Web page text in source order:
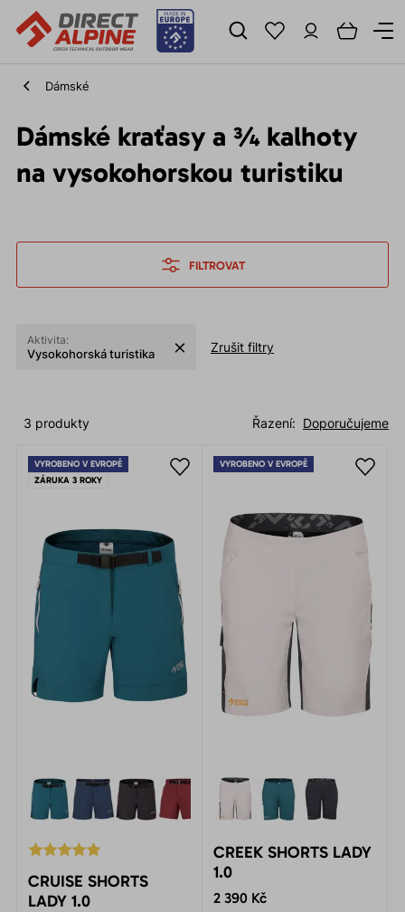
Dámské
Dámské kraťasy a ¾ kalhoty
na vysokohorskou turistiku
FILTROVAT
Aktivita:
Vysokohorská turistika Zrušit filtry
Doporučujeme
Řazení:
3 produkty
VYROBENO V EVROPĚ
ZÁRUKA 3 ROKY
CRUISE SHORTS
LADY 1.0
VYROBENO V EVROPĚ
CREEK SHORTS LADY
1.0
2 390 Kč